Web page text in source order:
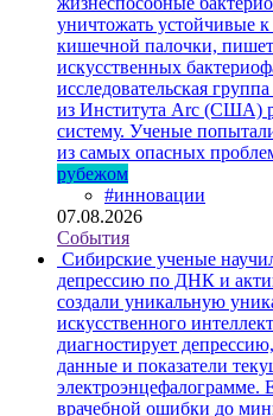
уничтожать устойчивые
кишечной палочки,
искусственных
исследовательская
из Института Arc (США)
систему. Ученые
из самых опасных
рубежом
#инновации
07.08.2026
События
Сибирские ученые
депрессию по ДНК и
создали уникальную
искусственного
диагностирует
данные и показатели
электроэнцефалограмме.
врачебной ошибки до